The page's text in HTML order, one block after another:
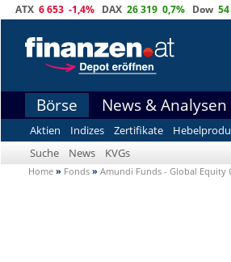
ATX 6 653 -1,4% DAX 26 319 0,7% Dow
Börse News & Analysen
Aktien Indizes Zertifikate
Suche
News KVGs
Home » Fonds » Amundi Funds - Global Equity